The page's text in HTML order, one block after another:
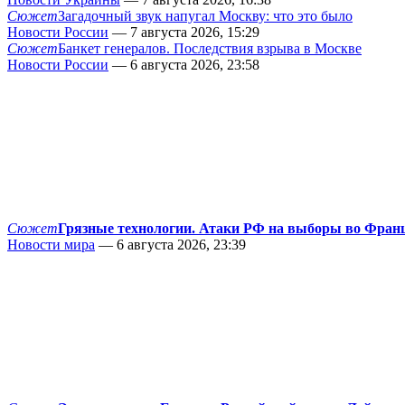
СюжетЗагадочный звук напугал Москву: что это было
Новости России — 7 августа 2026, 15:29
СюжетБанкет генералов. Последствия взрыва в Москве
Новости России — 6 августа 2026, 23:58
СюжетГрязные технологии. Атаки РФ на выборы во
Новости мира — 6 августа 2026, 23:39